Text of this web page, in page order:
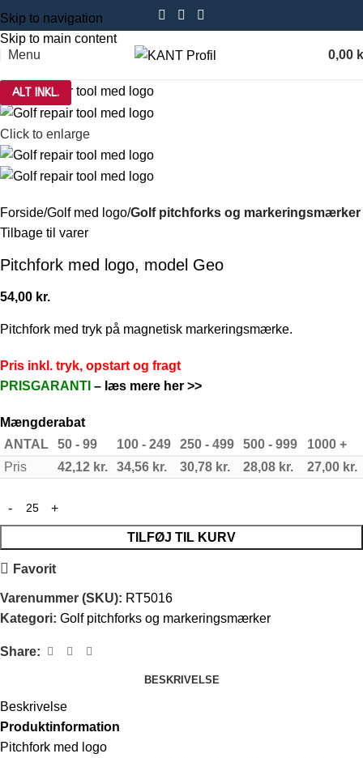
Skip to navigation
Skip to main content
Menu
0,00
Click to enlarge
ALT INKL.
Forside Golf med logo Golf pitchforks og markeringsmærker
Tilbage til varer
Pitchfork med logo, model Geo
54,00 kr.
Pitchfork med tryk på magnetisk markeringsmærke.
Pris inkl. tryk, opstart og fragt
PRISGARANTI – læs mere her >>
Mængderabat
ANTAL
50 - 99 100 - 249 250 - 499 500 - 999
1000 +
Pris
42,12 kr. 34,56 kr. 30,78 kr. 28,08 kr. 27,00 kr.
TILFØJ TIL KURV
Favorit
Varenummer (SKU): RT5016
Kategori: Golf pitchforks og markeringsmærker
Share:
BESKRIVELSE
Beskrivelse
Produktinformation
Pitchfork med logo